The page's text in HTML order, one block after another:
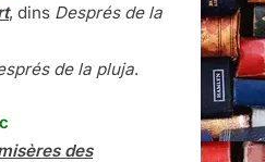
, dins Després de la
de la pluja.
des